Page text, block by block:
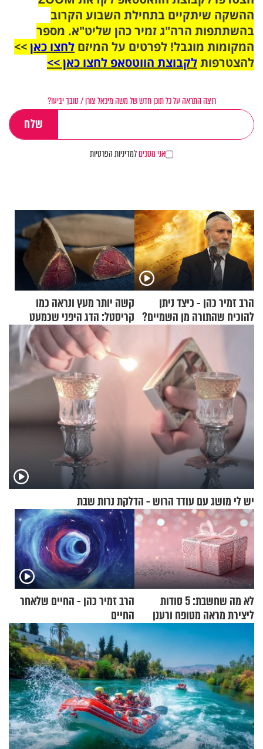
ההשקה שיתקיים בתחילת השבוע הקרוב
בהשתתפות הרה"ג זמיר כהן שליט"א. מספר
המקומות מוגבל! לפרטים על המיזם לחצו כאן>>
להצטרפותלקבוצת הווטסאפ לחצו כאן >>
רוצה התראה על כל תוכן חדש של משה מיכאל צורן / טובך יביעו?
אני מסכיםלמדיניות הפרטיות
הרב זמיר כהן - כיצד ניתן
להוכיח שהתורה מן השמיים?
קשה יותר מעץ ונראה כמו
קריסטל: הדג היפני שכמעט
בלתי אפשרי לחתוך
יש לי מושג עם עודד הרוש - הדלקת נרות שבת
לא מה שחשבת: 5 סודות
ליצירת מראה מטופח ורענן
הרב זמיר כהן - החיים שלאחר
החיים